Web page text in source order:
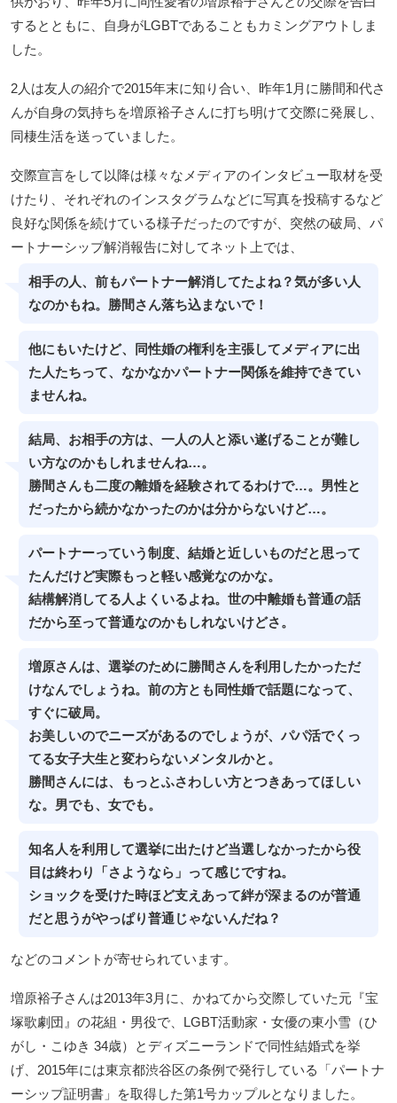
するとともに、自身がLGBTであることもカミングアウトしま
した。
2人は友人の紹介で2015年末に知り合い、昨年1月に勝間和代さ
んが自身の気持ちを増原裕子さんに打ち明けて交際に発展し、
同棲生活を送っていました。
交際宣言をして以降は様々なメディアのインタビュー取材を受
けたり、それぞれのインスタグラムなどに写真を投稿するなど
良好な関係を続けている様子だったのですが、突然の破局、パ
ートナーシップ解消報告に対してネット上では、
相手の人、前もパートナー解消してたよね？気が多い人
なのかもね。勝間さん落ち込まないで！
他にもいたけど、同性婚の権利を主張してメディアに出
た人たちって、なかなかパートナー関係を維持できてい
ませんね。
結局、お相手の方は、一人の人と添い遂げることが難し
い方なのかもしれませんね…。
勝間さんも二度の離婚を経験されてるわけで…。男性と
だったから続かなかったのかは分からないけど…。
パートナーっていう制度、結婚と近しいものだと思って
たんだけど実際もっと軽い感覚なのかな。
結構解消してる人よくいるよね。世の中離婚も普通の話
だから至って普通なのかもしれないけどさ。
増原さんは、選挙のために勝間さんを利用したかっただ
けなんでしょうね。前の方とも同性婚で話題になって、
すぐに破局。
お美しいのでニーズがあるのでしょうが、パパ活でくっ
てる女子大生と変わらないメンタルかと。
勝間さんには、もっとふさわしい方とつきあってほしい
な。男でも、女でも。
知名人を利用して選挙に出たけど当選しなかったから役
目は終わり「さようなら」って感じですね。
ショックを受けた時ほど支えあって絆が深まるのが普通
だと思うがやっぱり普通じゃないんだね？
などのコメントが寄せられています。
増原裕子さんは2013年3月に、かねてから交際していた元『宝
塚歌劇団』の花組・男役で、LGBT活動家・女優の東小雪（ひ
がし・こゆき 34歳）とディズニーランドで同性結婚式を挙
げ、2015年には東京都渋谷区の条例で発行している「パートナ
ーシップ証明書」を取得した第1号カップルとなりました。